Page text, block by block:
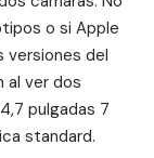
o si Apple
versiones del
al ver dos
pulgadas 7
standard.